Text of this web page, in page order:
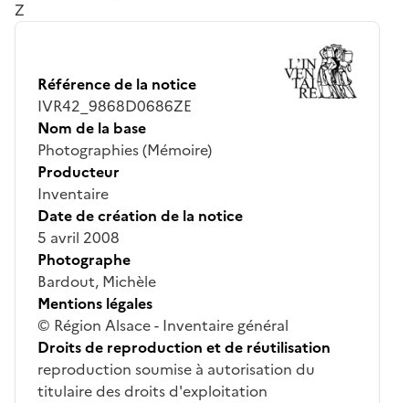
Z
Référence de la notice
IVR42_9868D0686ZE
Nom de la base
Photographies (Mémoire)
Producteur
Inventaire
Date de création de la notice
5 avril 2008
Photographe
Bardout, Michèle
Mentions légales
© Région Alsace - Inventaire général
Droits de reproduction et de réutilisation
reproduction soumise à autorisation du
titulaire des droits d'exploitation